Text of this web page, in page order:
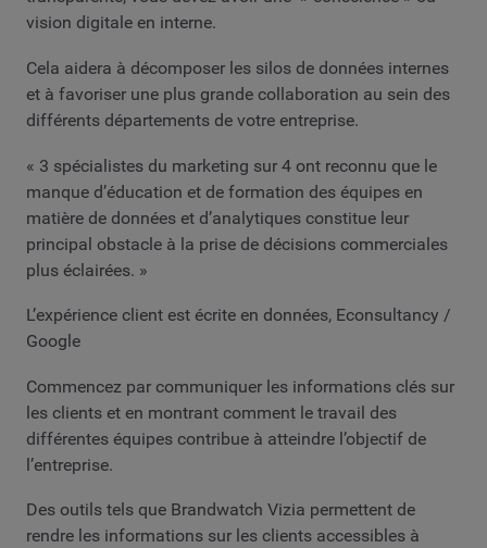
vision digitale en interne.
Cela aidera à décomposer les silos de données internes
et à favoriser une plus grande collaboration au sein des
différents départements de votre entreprise.
« 3 spécialistes du marketing sur 4 ont reconnu que le
manque d’éducation et de formation des équipes en
matière de données et d’analytiques constitue leur
principal obstacle à la prise de décisions commerciales
plus éclairées. »
L’expérience client est écrite en données, Econsultancy /
Google
Commencez par communiquer les informations clés sur
les clients et en montrant comment le travail des
différentes équipes contribue à atteindre l’objectif de
l’entreprise.
Des outils tels que Brandwatch Vizia permettent de
rendre les informations sur les clients accessibles à